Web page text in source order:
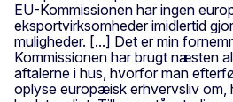
EU-Kommissionen har ingen
eksportvirksomheder imidlertid
muligheder. [...] Det er min
Kommissionen har brugt næsten
aftalerne i hus, hvorfor man
oplyse europæisk erhvervsliv om,